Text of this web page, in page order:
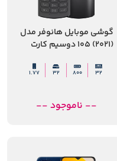
گوشی موبایل هانوفر مدل
(2021) 105 دوسیم کارت
32
800
32
1.77
-- ناموجود --